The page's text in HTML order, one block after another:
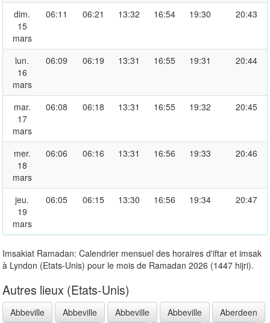
dim.
15
mars
06:11 06:21 13:32 16:54 19:30 20:43
lun.
16
mars
06:09 06:19 13:31 16:55 19:31 20:44
mar.
17
mars
06:08 06:18 13:31 16:55 19:32 20:45
mer.
18
mars
06:06 06:16 13:31 16:56 19:33 20:46
jeu.
19
mars
06:05 06:15 13:30 16:56 19:34 20:47
Imsakiat Ramadan: Calendrier mensuel des horaires d'iftar et imsak
à Lyndon (Etats-Unis) pour le mois de Ramadan 2026 (1447 hijri).
Autres lieux (Etats-Unis)
Abbeville Abbeville Abbeville Abbeville
Aberdeen